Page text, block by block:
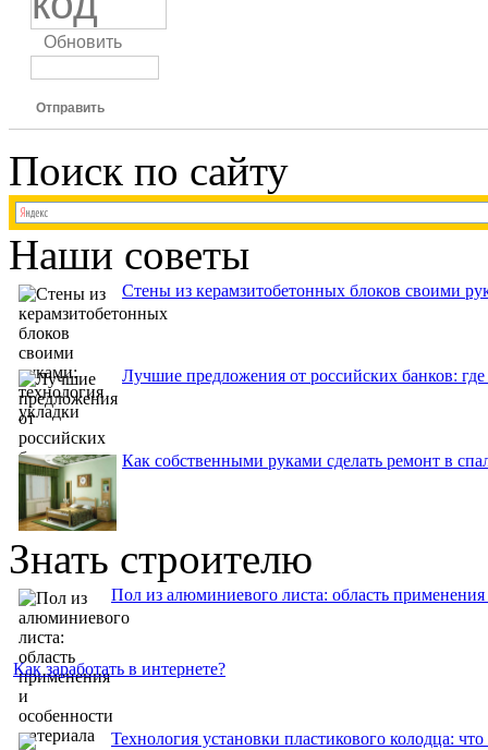
Обновить
Отправить
Поиск по сайту
Наши советы
Стены из керамзитобетонных блоков своими
Лучшие предложения от российских банков:
Как собственными руками сделать ремонт в
Знать строителю
Пол из алюминиевого листа: область
Как заработать в интернете?
Технология установки пластикового колодца: